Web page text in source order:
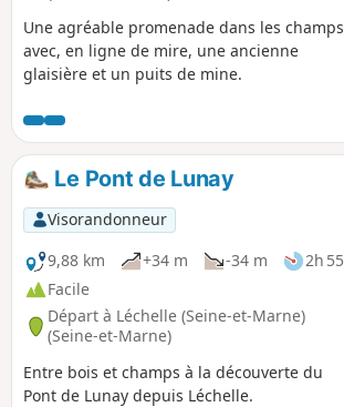
Une agréable promenade dans les champs
avec, en ligne de mire, une ancienne
glaisière et un puits de mine.
Le Pont de Lunay
Visorandonneur
9,88 km
+34 m -34 m
2h 55
Facile
Départ à Léchelle (Seine-et-Marne)
(Seine-et-Marne)
Entre bois et champs à la découverte du
Pont de Lunay depuis Léchelle.